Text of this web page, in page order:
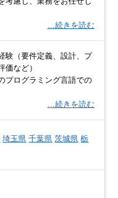
…続きを読む
験（要件定義、設計、プ
価など）
プログラミング言語での
…続きを読む
埼玉県 千葉県 茨城県 栃